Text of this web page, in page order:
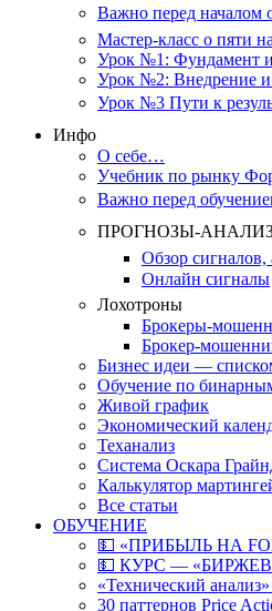
Важно перед началом
Мастер-класс о пяти
Урок №1: Фундамент
Урок №2: Внедрение и
Урок №3 Пути к
Инфо
О себе…
Учебник по рынку
Важно перед
ПРОГНОЗЫ-
Обзор
Онлайн сигналы
Лохотроны
Брокеры-
Брокер-
Бизнес идеи —
Обучение по
Живой график
Экономический
Теханализ
Система Оскара
Калькулятор
Все статьи
ОБУЧЕНИЕ
💵 «ПРИБЫЛЬ НА
💵 КУРС —
«Технический
30 паттернов Price